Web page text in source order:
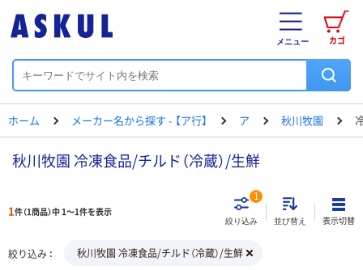
カゴ
メニュー
ホーム メーカー名から探す - 【ア行】 ア 秋川牧園
秋川牧園 冷凍食品/チルド（冷蔵）/生鮮
1件（1商品）中 1～1件を表示
絞り込み
1
並び替え 表示切替
絞り込み 秋川牧園 冷凍食品/チルド（冷蔵）/生鮮